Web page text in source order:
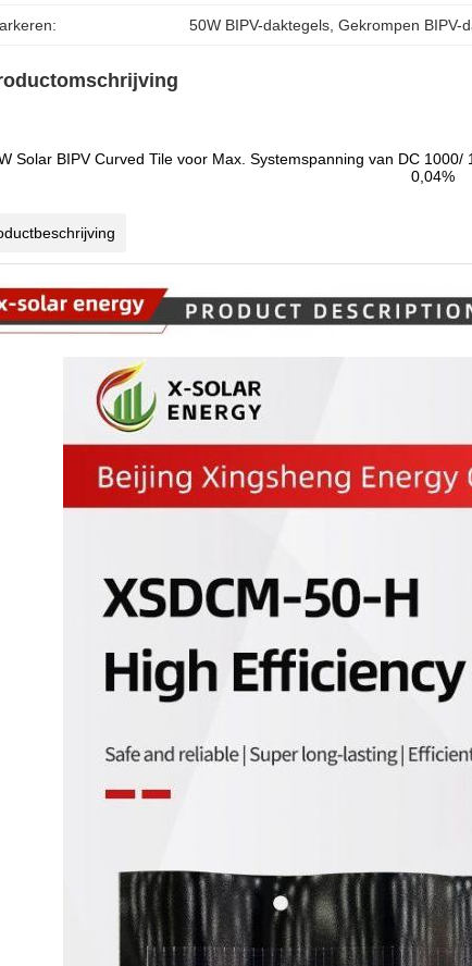
50W BIPV-daktegels , Gekrompen BIPV-
Solar BIPV Curved Tile voor Max. Systemspanning van DC
0,04%